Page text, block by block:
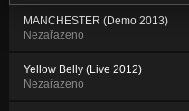
MANCHESTER (Demo 2013)
Nezařazeno
Yellow Belly (Live 2012)
Nezařazeno